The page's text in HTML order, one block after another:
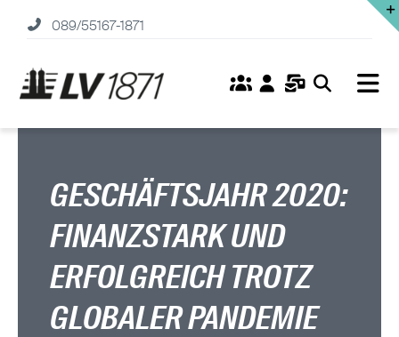
springen
089/55167-1871
Versicherungen
Fonds
Service
GESCHÄFTSJAHR 2020:
FINANZSTARK UND
ERFOLGREICH TROTZ
GLOBALER PANDEMIE